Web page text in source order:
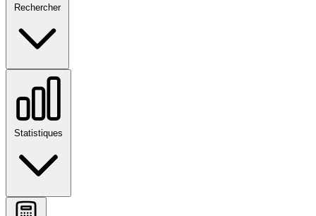
Rechercher
Statistiques